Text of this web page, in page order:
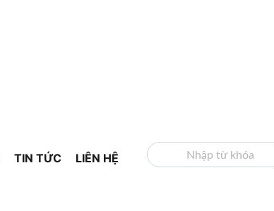
TIN TỨC LIÊN HỆ